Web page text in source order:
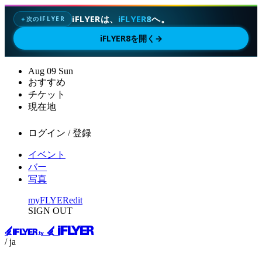
✦次のIFLYER iFLYERは、 iFLYER8へ。
iFLYER8を開く →
Aug 09 Sun
おすすめ
チケット
現在地
ログイン / 登録
イベント
バー
写真
myFLYERedit
SIGN OUT
/ ja